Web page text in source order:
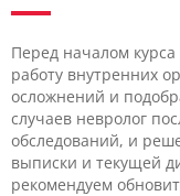
Перед началом
работу внутренних
осложнений и
случаев невролог
обследований, и
выписки и текущей
рекомендуем